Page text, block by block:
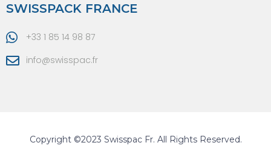
SWISSPACK FRANCE
+33 1 85 14 98 87
info@swisspac.fr
Copyright ©2023 Swisspac Fr. All Rights Reserved.